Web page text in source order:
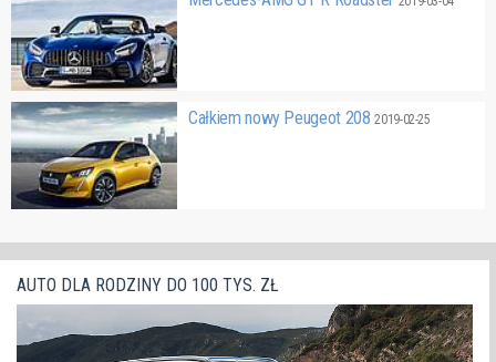
Całkiem nowy Peugeot 2082019-02-25
AUTO DLA RODZINY DO 100 TYS. ZŁ